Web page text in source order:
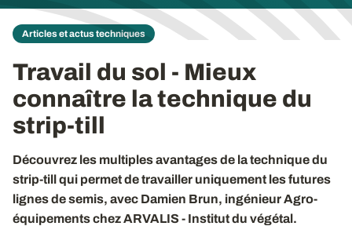
Articles et actus techniques
Travail du sol - Mieux
connaître la technique du
strip-till
Découvrez les multiples avantages de la technique du
strip-till qui permet de travailler uniquement les futures
lignes de semis, avec Damien Brun, ingénieur Agro-
équipements chez ARVALIS - Institut du végétal.